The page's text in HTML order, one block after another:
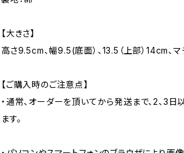
【大きさ】
高さ9.5cm、幅9.5(底面）、13.5（上部）14cm、
【ご購入時のご注意点】
・通常、オーダーを頂いてから発送まで、2、3日
ます。